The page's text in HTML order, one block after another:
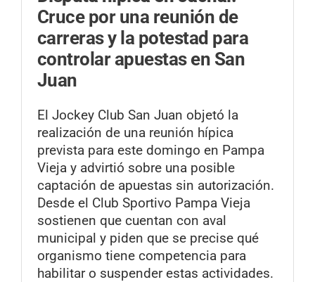
Cruce por una reunión de
carreras y la potestad para
controlar apuestas en San
Juan
El Jockey Club San Juan objetó la
realización de una reunión hípica
prevista para este domingo en Pampa
Vieja y advirtió sobre una posible
captación de apuestas sin autorización.
Desde el Club Sportivo Pampa Vieja
sostienen que cuentan con aval
municipal y piden que se precise qué
organismo tiene competencia para
habilitar o suspender estas actividades.